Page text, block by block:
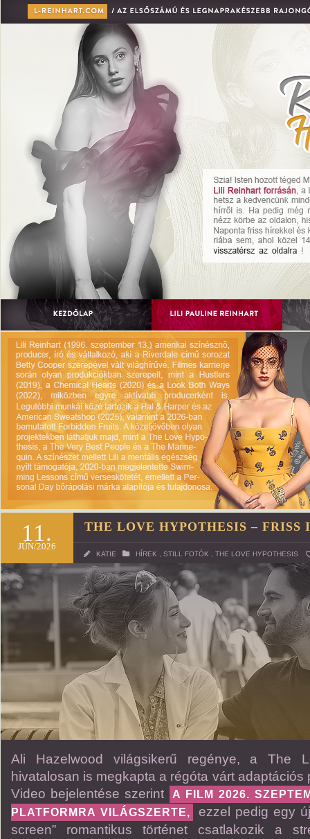
11.
JÚN/2026
THE LOVE HYPOTHESIS – FRISS
KATIE HÍREK STILL FOTÓK THE LOVE HYPOTHESIS
Ali Hazelwood világsikerű regénye, a The
hivatalosan is megkapta a régóta várt adaptációs
Video bejelentése szerint
A FILM 2026.
PLATFORMRA VILÁGSZERTE,
ezzel pedig egy
screen” romantikus történet csatlakozik a